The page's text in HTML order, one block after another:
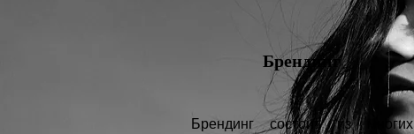
Брендинг
Брендинг состоит из многих